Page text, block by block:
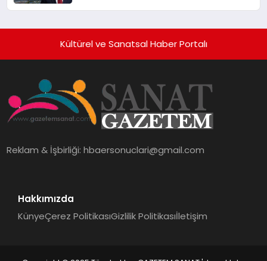
Hayata Geçirecek
Kültürel ve Sanatsal Haber Portalı
Reklam & İşbirliği:hbaersonuclari@gmail.com
Hakkımızda
KünyeÇerez PolitikasıGizlilik Politikasıİletişim